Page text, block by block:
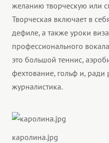
желанию творческую или
Творческая включает в
дефиле, а также уроки
профессионального
это большой теннис,
фехтование, гольф и, ради
журналистика.
каролина.jpg